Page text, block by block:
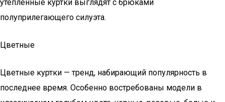
утепленные куртки выглядят с брюками
полуприлегающего силуэта.
Цветные
Цветные куртки — тренд, набирающий популярность в
последнее время. Особенно востребованы модели в